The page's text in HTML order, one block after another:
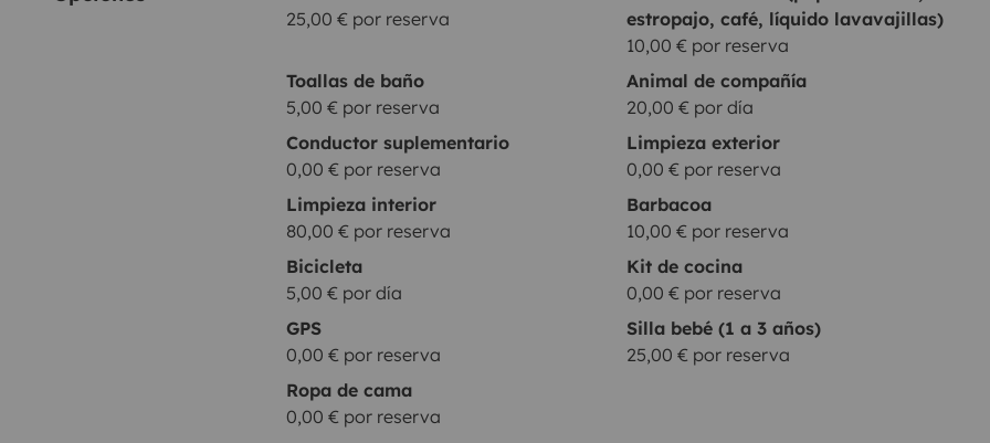
25,00 € por reserva
estropajo, café, líquido lavavajillas)
10,00 € por reserva
Toallas de baño
5,00 € por reserva
Animal de compañía
20,00 € por día
Conductor suplementario
0,00 € por reserva
Limpieza exterior
0,00 € por reserva
Limpieza interior
80,00 € por reserva
Barbacoa
10,00 € por reserva
Bicicleta
5,00 € por día
Kit de cocina
0,00 € por reserva
GPS
0,00 € por reserva
Silla bebé (1 a 3 años)
25,00 € por reserva
Ropa de cama
0,00 € por reserva